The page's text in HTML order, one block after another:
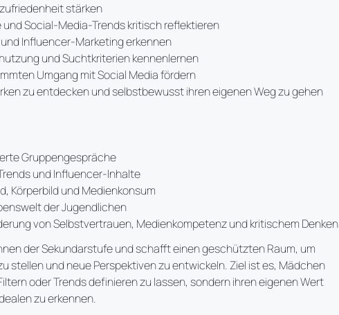
stärken
Social-Media-Trends kritisch reflektieren
Influencer-Marketing erkennen
und Suchtkriterien kennenlernen
Umgang mit Social Media fördern
zu entdecken und selbstbewusst ihren eigenen Weg zu gehen
Gruppengespräche
und Influencer-Inhalte
Körperbild und Medienkonsum
der Jugendlichen
von Selbstvertrauen, Medienkompetenz und kritischem Denken
der Sekundarstufe und schafft einen geschützten Raum, um
stellen und neue Perspektiven zu entwickeln. Ziel ist es, Mädchen
oder Trends definieren zu lassen, sondern ihren eigenen Wert
zu erkennen.